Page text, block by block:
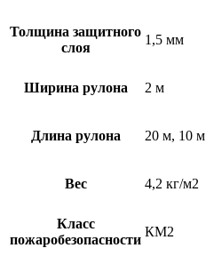
Толщина защитного
слоя
1,5 мм
Ширина рулона 2 м
Длина рулона 20 м, 10 м
Вес 4,2 кг/м2
Класс
пожаробезопасности
КМ2